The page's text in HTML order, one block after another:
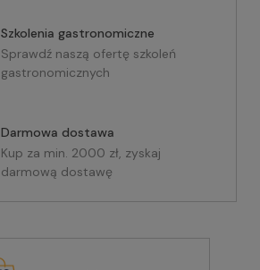
Szkolenia gastronomiczne
Sprawdź naszą ofertę szkoleń
gastronomicznych
Darmowa dostawa
Kup za min. 2000 zł, zyskaj
darmową dostawę